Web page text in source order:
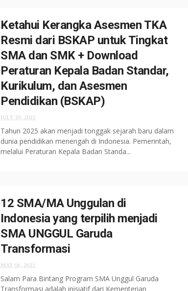
Ketahui Kerangka Asesmen TKA
Resmi dari BSKAP untuk Tingkat
SMA dan SMK + Download
Peraturan Kepala Badan Standar,
Kurikulum, dan Asesmen
Pendidikan (BSKAP)
JULY 20, 2025
Tahun 2025 akan menjadi tonggak sejarah baru dalam
dunia pendidikan menengah di Indonesia. Pemerintah,
melalui Peraturan Kepala Badan Standa...
12 SMA/MA Unggulan di
Indonesia yang terpilih menjadi
SMA UNGGUL Garuda
Transformasi
MAY 06, 2025
Salam Para Bintang Program SMA Unggul Garuda
Transformasi adalah inisiatif dari Kementerian